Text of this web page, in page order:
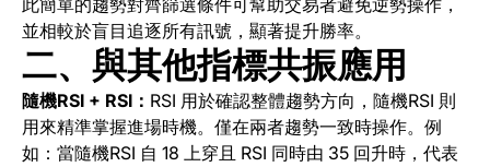
此簡單的趨勢對齊篩選條件可幫助交易者避免逆勢操作，
並相較於盲目追逐所有訊號，顯著提升勝率。
二、與其他指標共振應用
隨機RSI + RSI： RSI 用於確認整體趨勢方向，隨機RSI 則
用來精準掌握進場時機。僅在兩者趨勢一致時操作。例
如：當隨機RSI 自 18 上穿且 RSI 同時由 35 回升時，代表